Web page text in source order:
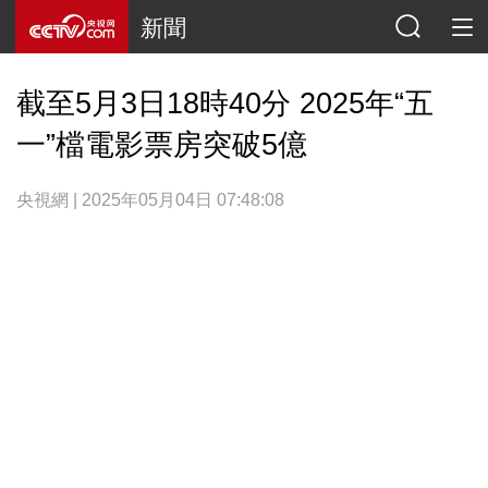
新聞
截至5月3日18時40分 2025年“五
一”檔電影票房突破5億
央視網 | 2025年05月04日 07:48:08